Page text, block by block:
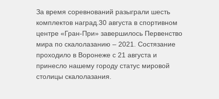
За время соревнований разыграли шесть
комплектов наград.30 августа в спортивном
центре «Гран-При» завершилось Первенство
мира по скалолазанию – 2021. Состязание
проходило в Воронеже с 21 августа и
принесло нашему городу статус мировой
столицы скалолазания.